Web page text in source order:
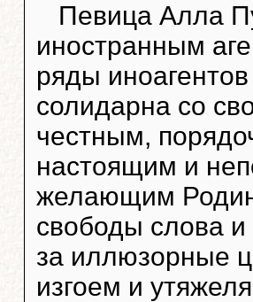
Певица Алла
иностранным
ряды
солидарна со
честным,
настоящим и
желающим
свободы слова
за иллюзорные
изгоем и